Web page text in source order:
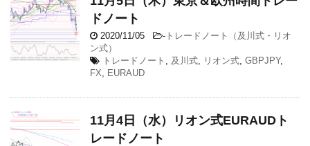
ドノート
2020/11/05 - トレードノート（及川式・リオ
ン式）
トレードノート , 及川式, リオン式, GBPJPY,
FX, EURAUD
11月4日（水）リオン式EURAUDト
レードノート